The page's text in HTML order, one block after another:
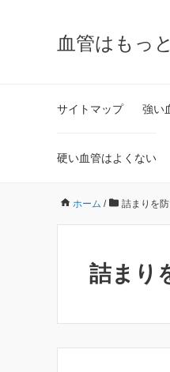
血管はもっ
サイトマップ 強い
硬い血管はよくない
ホーム / 詰まりを
詰まり